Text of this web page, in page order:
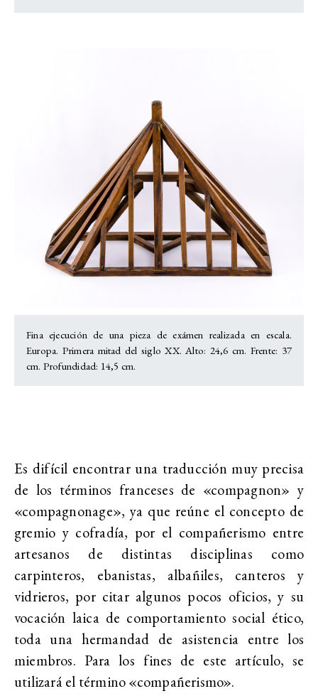
Fina ejecución de una pieza de exámen realizada en escala.
Europa. Primera mitad del siglo XX. Alto: 24,6 cm. Frente: 37
cm. Profundidad: 14,5 cm.
Es difícil encontrar una traducción muy precisa
de los términos franceses de «compagnon» y
«compagnonage», ya que reúne el concepto de
gremio y cofradía, por el compañerismo entre
artesanos de distintas disciplinas como
carpinteros, ebanistas, albañiles, canteros y
vidrieros, por citar algunos pocos oficios, y su
vocación laica de comportamiento social ético,
toda una hermandad de asistencia entre los
miembros. Para los fines de este artículo, se
utilizará el término «compañerismo».